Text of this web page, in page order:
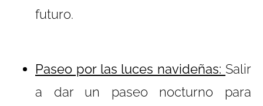
futuro.
Paseo por las luces navideñas: Salir
a dar un paseo nocturno para